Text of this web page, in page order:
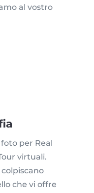
al vostro
per Real
virtuali.
che vi offre